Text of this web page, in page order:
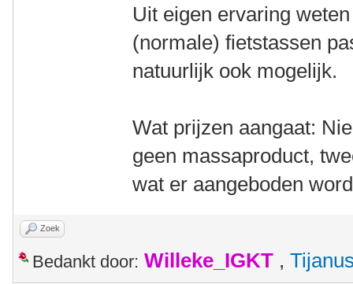
Uit eigen ervaring
(normale) fietstassen
natuurlijk ook mogelijk.
Wat prijzen aangaat:
geen massaproduct,
wat er aangeboden
Zoek
Bedankt door: Willeke_IGKT ,